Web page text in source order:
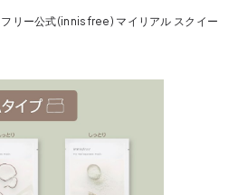
リー公式(innisfree) マイリアル スクイー